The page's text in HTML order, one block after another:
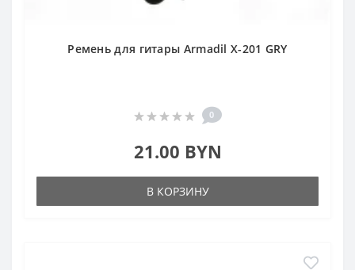
Ремень для гитары Armadil X-201 GRY
0
21.00 BYN
В КОРЗИНУ